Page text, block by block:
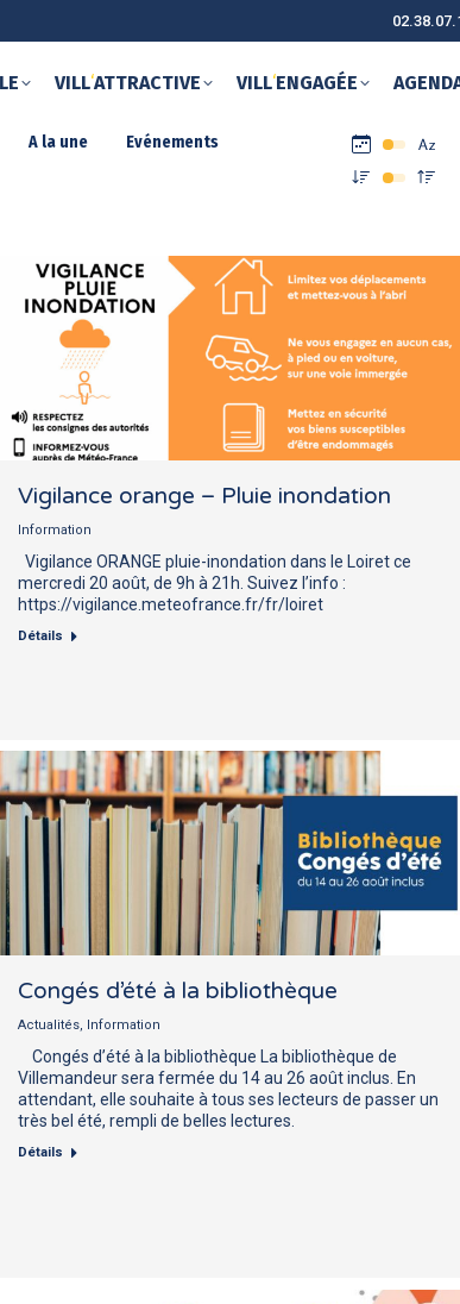
VILL‘ATTRACTIVE VILL‘ENGAGÉE
A la une
Evénements
Vigilance orange – Pluie inondation
Information
Vigilance ORANGE pluie-inondation dans le Loiret ce
mercredi 20 août, de 9h à 21h. Suivez l’info :
https://vigilance.meteofrance.fr/fr/loiret
Détails
Congés d’été à la bibliothèque
Actualités Information
Congés d’été à la bibliothèque La bibliothèque de
Villemandeur sera fermée du 14 au 26 août inclus. En
attendant, elle souhaite à tous ses lecteurs de passer un
très bel été, rempli de belles lectures.
Détails